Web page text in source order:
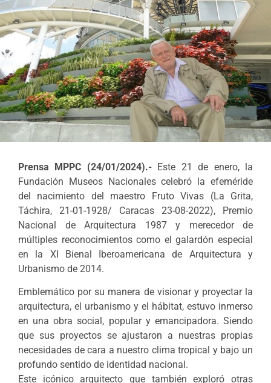
Prensa MPPC (24/01/2024).- Este 21 de enero, la
Fundación Museos Nacionales celebró la efeméride
del nacimiento del maestro Fruto Vivas (La Grita,
Táchira, 21-01-1928/ Caracas 23-08-2022), Premio
Nacional de Arquitectura 1987 y merecedor de
múltiples reconocimientos como el galardón especial
en la XI Bienal Iberoamericana de Arquitectura y
Urbanismo de 2014.
Emblemático por su manera de visionar y proyectar la
arquitectura, el urbanismo y el hábitat, estuvo inmerso
en una obra social, popular y emancipadora. Siendo
que sus proyectos se ajustaron a nuestras propias
necesidades de cara a nuestro clima tropical y bajo un
profundo sentido de identidad nacional.
Este icónico arquitecto que también exploró otras